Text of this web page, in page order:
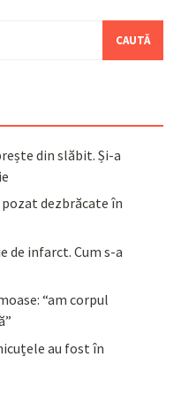
din slăbit. Și-a
dezbrăcate în
de infarct. Cum s-a
“am corpul
au fost în